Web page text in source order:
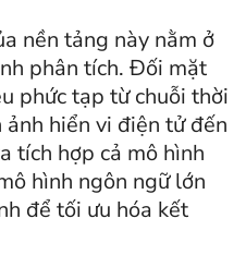
nền tảng này nằm ở
phân tích. Đối mặt
phức tạp từ chuỗi thời
hiển vi điện tử đến
tích hợp cả mô hình
hình ngôn ngữ lớn
để tối ưu hóa kết